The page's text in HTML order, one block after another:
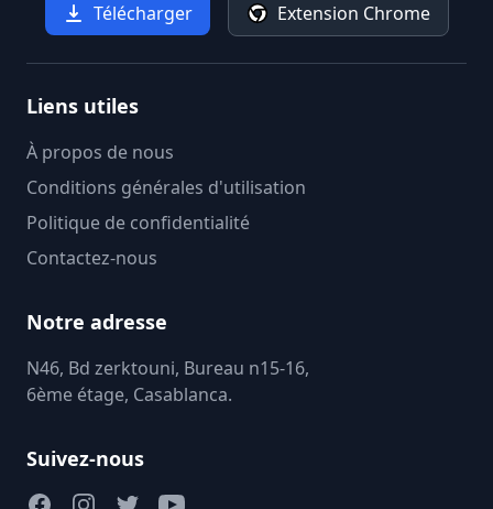
Télécharger Extension Chrome
Liens utiles
À propos de nous
Conditions générales d'utilisation
Politique de confidentialité
Contactez-nous
Notre adresse
N46, Bd zerktouni, Bureau n15-16,
6ème étage, Casablanca.
Suivez-nous